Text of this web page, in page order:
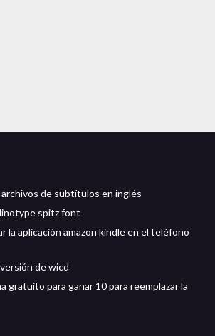
archivos de subtítulos en inglés
spitz font
la aplicación amazon kindle en el teléfono
de wicd
gratuito para ganar 10 para reemplazar la